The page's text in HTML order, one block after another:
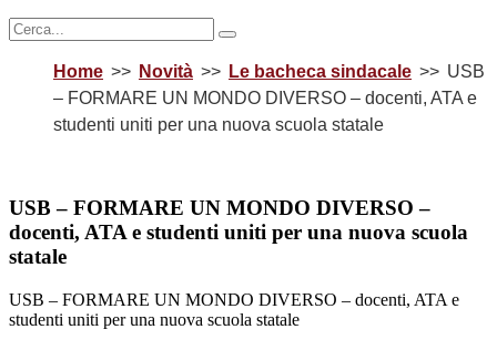
Home Novità Le bacheca sindacale
USB
– FORMARE UN MONDO DIVERSO – docenti, ATA e
studenti uniti per una nuova scuola statale
USB – FORMARE UN MONDO DIVERSO –
docenti, ATA e studenti uniti per una nuova scuola
statale
USB – FORMARE UN MONDO DIVERSO – docenti, ATA e
studenti uniti per una nuova scuola statale